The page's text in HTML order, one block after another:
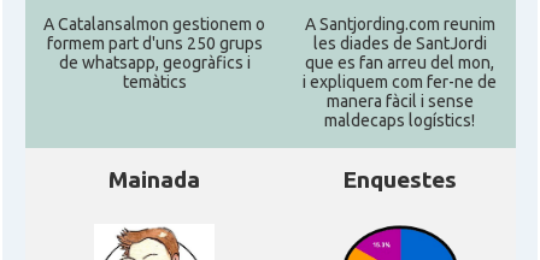
A Catalansalmon gestionem o
formem part d'uns 250 grups
de whatsapp, geogràfics i
temàtics
A Santjording.com reunim
les diades de SantJordi
que es fan arreu del mon,
i expliquem com fer-ne de
manera fàcil i sense
maldecaps logí­stics!
Mainada Enquestes